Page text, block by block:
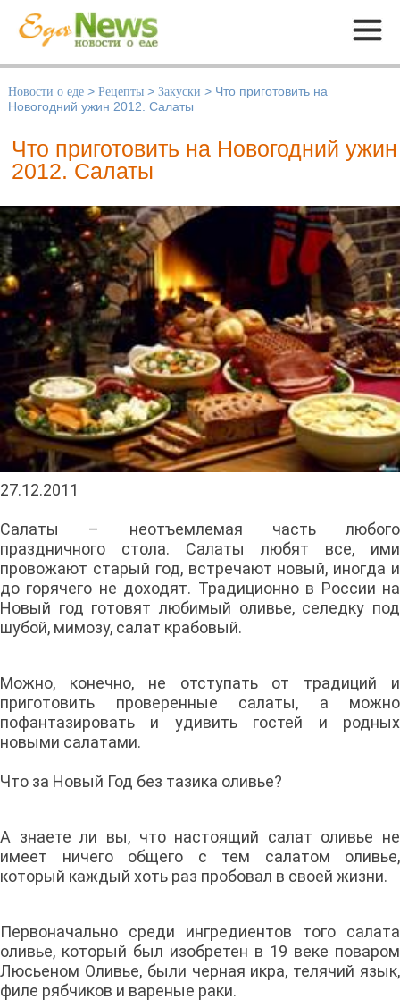
Меню
Новости о еде > Рецепты > Закуски > Что приготовить на
Новогодний ужин 2012. Салаты
Что приготовить на Новогодний ужин
2012. Салаты
27.12.2011
Салаты – неотъемлемая часть любого
праздничного стола. Салаты любят все, ими
провожают старый год, встречают новый, иногда и
до горячего не доходят. Традиционно в России на
Новый год готовят любимый оливье, селедку под
шубой, мимозу, салат крабовый.
Можно, конечно, не отступать от традиций и
приготовить проверенные салаты, а можно
пофантазировать и удивить гостей и родных
новыми салатами.
Что за Новый Год без тазика оливье?
А знаете ли вы, что настоящий салат оливье не
имеет ничего общего с тем салатом оливье,
который каждый хоть раз пробовал в своей жизни.
Первоначально среди ингредиентов того салата
оливье, который был изобретен в 19 веке поваром
Люсьеном Оливье, были черная икра, телячий язык,
филе рябчиков и вареные раки.